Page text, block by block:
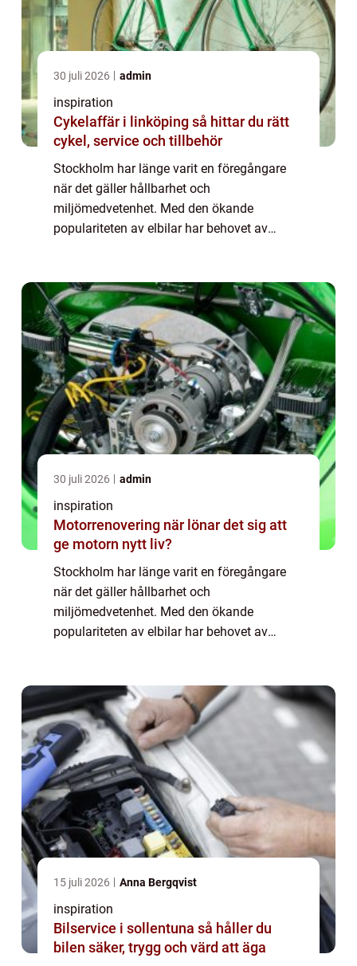
30 juli 2026 admin
inspiration
Cykelaffär i linköping så hittar du rätt
cykel, service och tillbehör
Stockholm har länge varit en föregångare
när det gäller hållbarhet och
miljömedvetenhet. Med den ökande
populariteten av elbilar har behovet av
elbilar i Stockholm oc...
30 juli 2026 admin
inspiration
Motorrenovering när lönar det sig att
ge motorn nytt liv?
Stockholm har länge varit en föregångare
när det gäller hållbarhet och
miljömedvetenhet. Med den ökande
populariteten av elbilar har behovet av
elbilar i Stockholm oc...
15 juli 2026 Anna Bergqvist
inspiration
Bilservice i sollentuna så håller du
bilen säker, trygg och värd att äga